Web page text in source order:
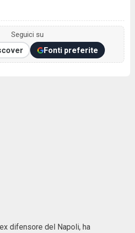
Seguici su
Fonti preferite
difensore del Napoli, ha